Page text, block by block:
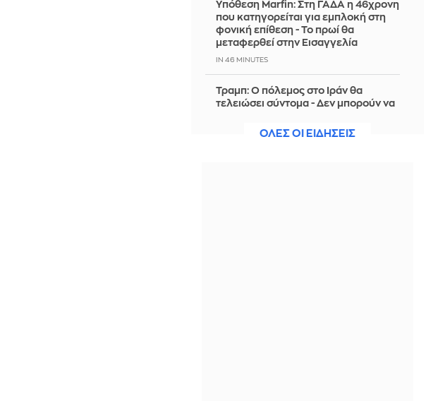
Υπόθεση Marfin: Στη ΓΑΔΑ η 46χρονη
που κατηγορείται για εμπλοκή στη
φονική επίθεση - Το πρωί θα
μεταφερθεί στην Εισαγγελία
IN 46 MINUTES
Τραμπ: Ο πόλεμος στο Ιράν θα
τελειώσει σύντομα - Δεν μπορούν να
IN 42 MINUTESΟΛΕΣ ΟΙ ΕΙΔΗΣΕΙΣ